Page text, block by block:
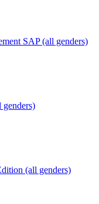
SAP (all genders)
genders)
(all genders)